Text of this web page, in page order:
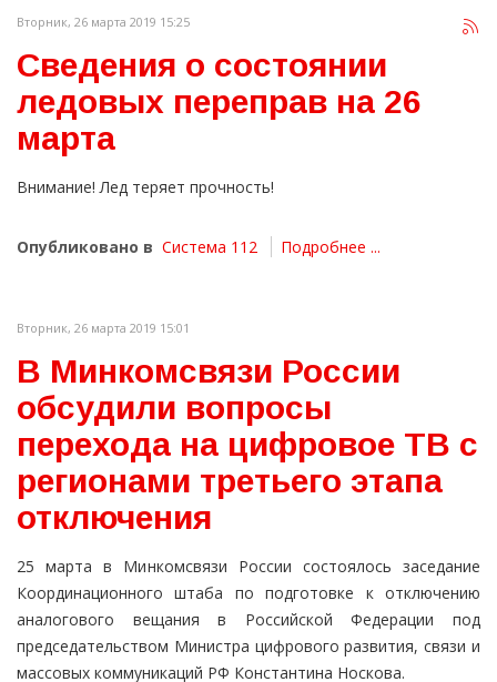
Вторник, 26 марта 2019 15:25
Сведения о состоянии
ледовых переправ на 26
марта
Внимание! Лед теряет прочность!
Опубликовано в Система 112 Подробнее ...
Вторник, 26 марта 2019 15:01
В Минкомсвязи России
обсудили вопросы
перехода на цифровое ТВ с
регионами третьего этапа
отключения
25 марта в Минкомсвязи России состоялось заседание
Координационного штаба по подготовке к отключению
аналогового вещания в Российской Федерации под
председательством Министра цифрового развития, связи и
массовых коммуникаций РФ Константина Носкова.